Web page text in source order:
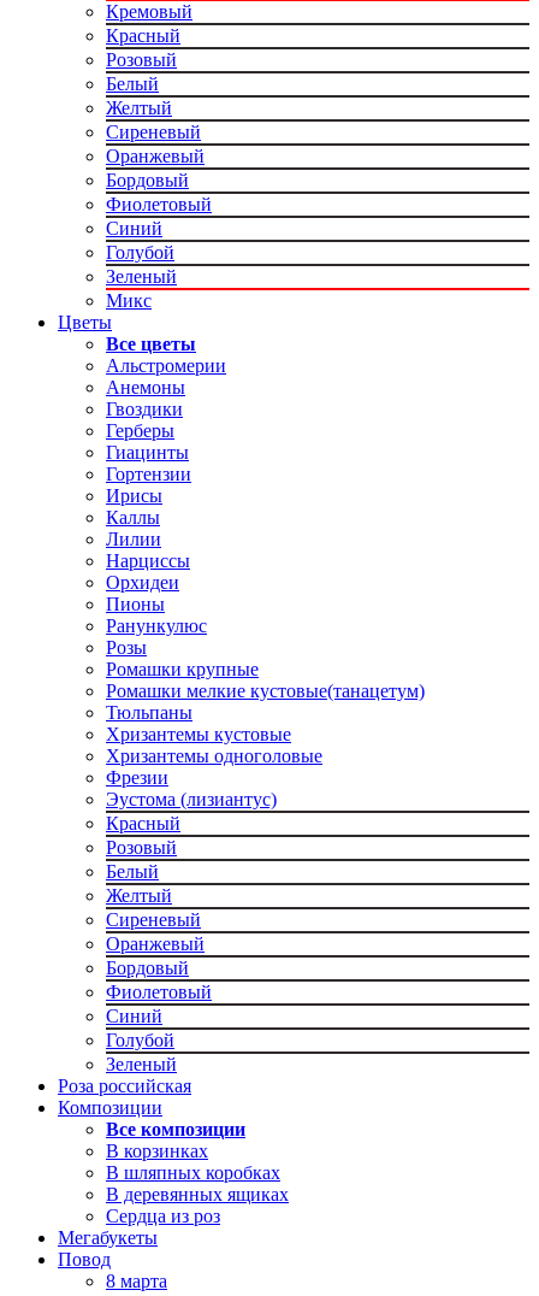
Кремовый
Красный
Розовый
Белый
Желтый
Сиреневый
Оранжевый
Бордовый
Фиолетовый
Синий
Голубой
Зеленый
Микс
Цветы
Все цветы
Альстромерии
Анемоны
Гвоздики
Герберы
Гиацинты
Гортензии
Ирисы
Каллы
Лилии
Нарциссы
Орхидеи
Пионы
Ранункулюс
Розы
Ромашки крупные
Ромашки мелкие кустовые(танацетум)
Тюльпаны
Хризантемы кустовые
Хризантемы одноголовые
Фрезии
Эустома (лизиантус)
Красный
Розовый
Белый
Желтый
Сиреневый
Оранжевый
Бордовый
Фиолетовый
Синий
Голубой
Зеленый
Роза российская
Композиции
Все композиции
В корзинках
В шляпных коробках
В деревянных ящиках
Сердца из роз
Мегабукеты
Повод
8 марта